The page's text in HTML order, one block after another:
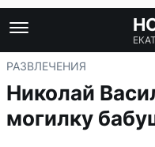
РАЗВЛЕЧЕНИЯ
Николай
могилку